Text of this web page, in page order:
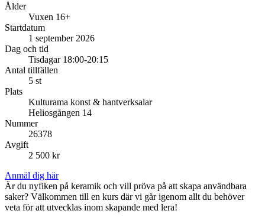
Ålder
Vuxen 16+
Startdatum
1 september 2026
Dag och tid
Tisdagar 18:00-20:15
Antal tillfällen
5 st
Plats
Kulturama konst & hantverksalar
Heliosgången 14
Nummer
26378
Avgift
2 500 kr
Anmäl dig här
Är du nyfiken på keramik och vill pröva på att skapa användbara
saker? Välkommen till en kurs där vi går igenom allt du behöver
veta för att utvecklas inom skapande med lera!